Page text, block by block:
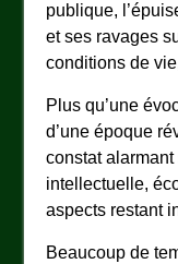
publique,
et ses ravages
conditions de
Plus qu’une
d’une époque
constat alarmant
intellectuelle,
aspects restant
Beaucoup de